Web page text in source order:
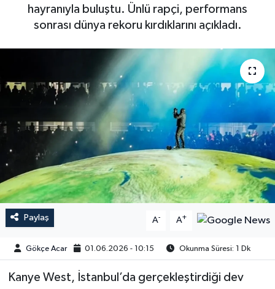
hayranıyla buluştu. Ünlü rapçi, performans
sonrası dünya rekoru kırdıklarını açıkladı.
Paylaş A- A+
Gökçe Acar 01.06.2026 - 10:15 Okunma Süresi: 1 Dk
Kanye West, İstanbul’da gerçekleştirdiği dev